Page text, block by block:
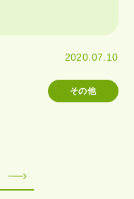
2020.07.10
その他